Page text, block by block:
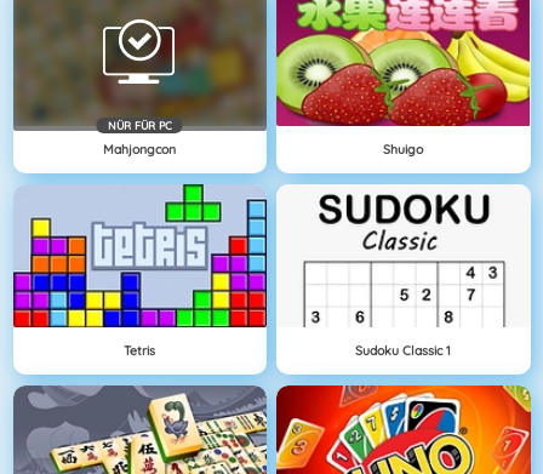
NÜR FÜR PC
Mahjongcon Shuigo
Tetris Sudoku Classic 1